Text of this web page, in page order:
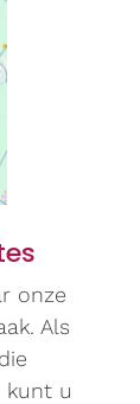
onze
Als
kunt u